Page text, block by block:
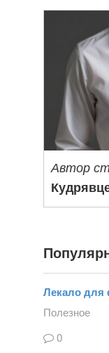
Автор
Лекало для
Полезное
0